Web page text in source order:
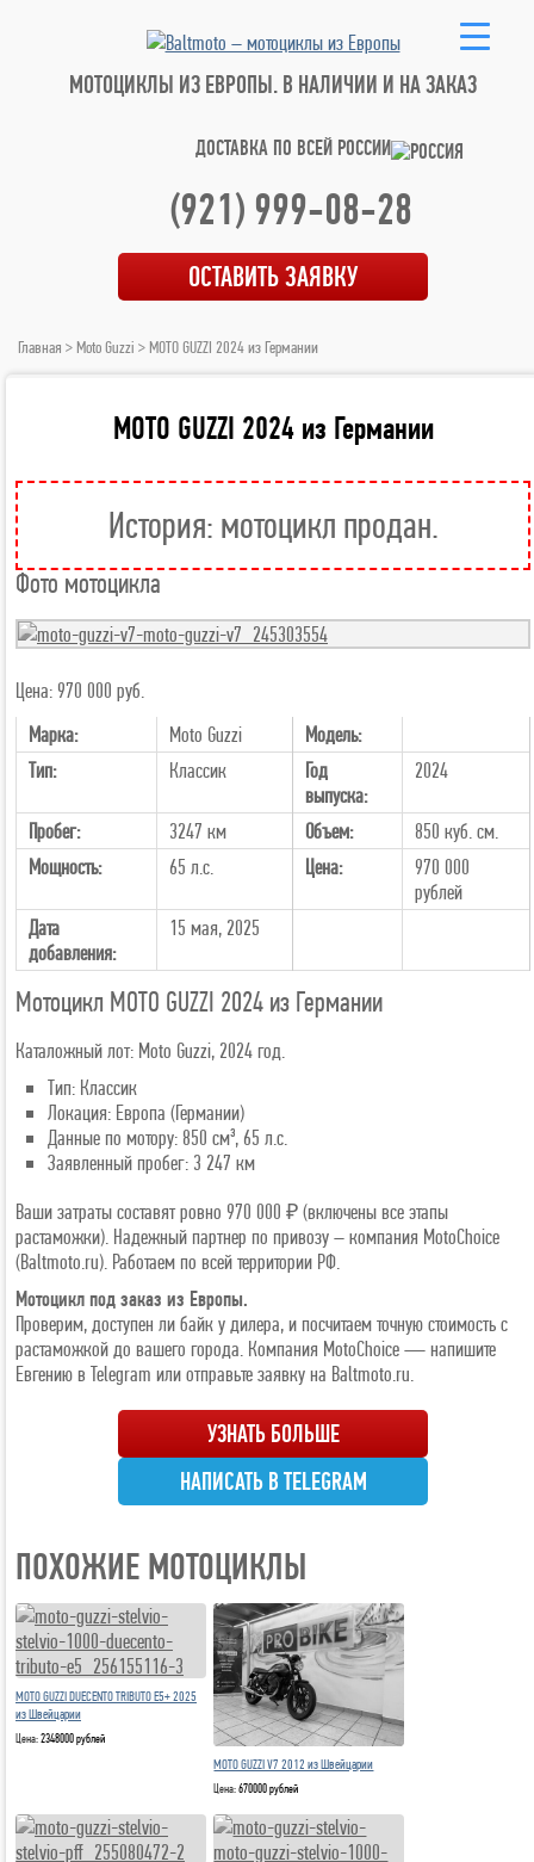
МОТОЦИКЛЫ ИЗ ЕВРОПЫ. В НАЛИЧИИ И НА ЗАКАЗ
ДОСТАВКА ПО ВСЕЙ РОССИИ
(921) 999-08-28
ОСТАВИТЬ ЗАЯВКУ
Главная > Moto Guzzi > MOTO GUZZI 2024 из Германии
MOTO GUZZI 2024 из Германии
История: мотоцикл продан.
Фото мотоцикла
Цена: 970 000 руб.
Марка:
Moto Guzzi
Модель:
Тип:
Классик
Год
выпуска:
2024
Пробег: 3247 км Объем:
850 куб. см.
Мощность:
65 л.с. Цена:
970 000
рублей
Дата
добавления:
15 мая, 2025
Мотоцикл MOTO GUZZI 2024 из Германии
Каталожный лот: Moto Guzzi, 2024 год.
Тип: Классик
Локация: Европа (Германии)
Данные по мотору: 850 см³, 65 л.с.
Заявленный пробег: 3 247 км
Ваши затраты составят ровно 970 000 ₽ (включены все этапы
растаможки). Надежный партнер по привозу – компания MotoChoice
(Baltmoto.ru). Работаем по всей территории РФ.
Мотоцикл под заказ из Европы.
Проверим, доступен ли байк у дилера, и посчитаем точную стоимость с
растаможкой до вашего города. Компания MotoChoice — напишите
Евгению в Telegram или отправьте заявку на Baltmoto.ru.
УЗНАТЬ БОЛЬШЕ
НАПИСАТЬ В TELEGRAM
ПОХОЖИЕ МОТОЦИКЛЫ
MOTO GUZZI DUECENTO TRIBUTO E5+ 2025
из Швейцарии
Цена:2348000 рублей
MOTO GUZZI V7 2012 из Швейцарии
Цена:670000 рублей